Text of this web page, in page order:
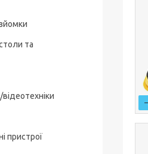
та
знімання
пристрої